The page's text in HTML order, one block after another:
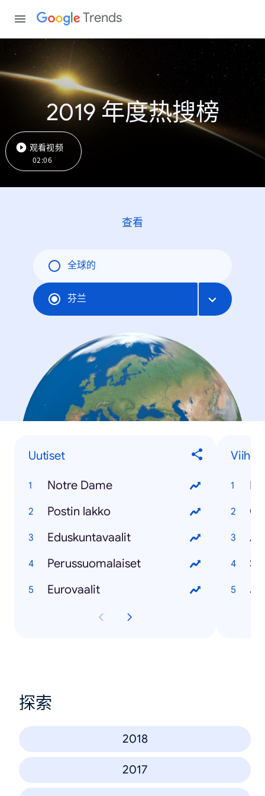
Trends
2019 年度热搜榜
观看视频
02:06
查看
全球的
芬兰
Uutiset
Notre Dame
Postin lakko
Eduskuntavaalit
Perussuomalaiset
Eurovaalit
Viihde
探索
2018
2017